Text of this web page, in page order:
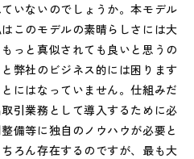
いないのでしょうか。本モデル
このモデルの素晴らしさには大
っと真似されても良いと思うの
弊社のビジネス的には困ります
にはなっていません。仕組みだ
引業務として導入するために必
備等に独自のノウハウが必要と
ろん存在するのですが、最も大